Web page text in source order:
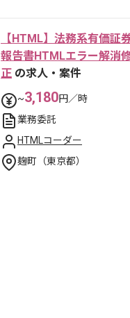
【HTML】法務系有価証
報告書HTMLエラー解消
正 の求人・案件
~3,180円／時
業務委託
HTMLコーダー
麹町（東京都）